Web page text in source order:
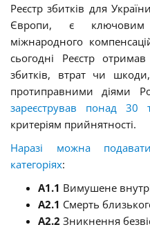
Реєстр збитків для
Європи, є
міжнародного
сьогодні Реєстр
збитків, втрат чи
протиправними діями
зареєстрував понад 30
критеріям прийнятності.
Наразі можна
категоріях:
A1.1 Вимушене
A2.1 Смерть
A2.2 Зникнення